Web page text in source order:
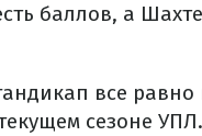
баллов, а
все
сезоне